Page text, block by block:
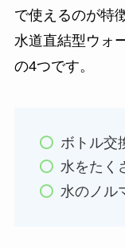
で使えるのが特
水道直結型ウォ
の4つです。
ボトル交
水をたく
水のノル